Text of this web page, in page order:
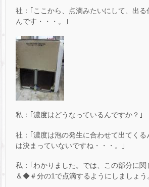
社：｢ここから、点滴みたいにして、出る
んです・・・。｣
私：｢濃度はどうなっているんですか？｣
社：｢濃度は泡の発生に合わせて出てく
は決まっていないですね・・・。｣
私：｢わかりました。では、この部分に関
＆◆＃分の1で点滴するようにしましょう